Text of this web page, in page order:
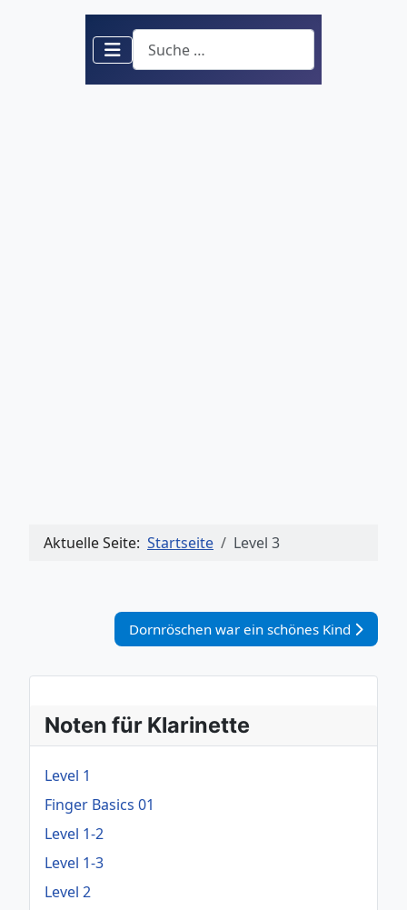
Suchen
Aktuelle Seite: Startseite Level 3
Nächster Beitrag: Dornröschen war ein
Dornröschen war ein schönes Kind
Noten für Klarinette
Level 1
Finger Basics 01
Level 1-2
Level 1-3
Level 2